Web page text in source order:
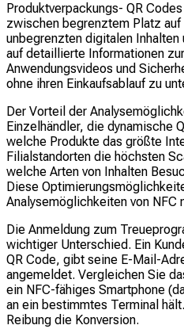
Produktverpackungs- QR
zwischen begrenztem Platz auf
unbegrenzten digitalen
auf detaillierte Informationen
Anwendungsvideos und
ohne ihren Einkaufsablauf zu
Der Vorteil der
Einzelhändler, die dynamische
welche Produkte das größte
Filialstandorten die höchsten
welche Arten von Inhalten
Diese
Analysemöglichkeiten von NFC
Die Anmeldung zum
wichtiger Unterschied. Ein
QR Code, gibt seine E-Mail-
angemeldet. Vergleichen Sie
ein NFC-fähiges Smartphone
an ein bestimmtes Terminal
Reibung die Konversion.